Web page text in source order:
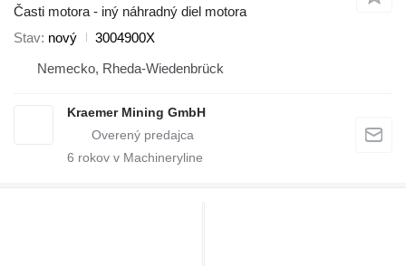
Časti motora - iný náhradný diel motora
Stav nový
3004900X
Nemecko, Rheda-Wiedenbrück
Kraemer Mining GmbH
6 rokov v Machineryline